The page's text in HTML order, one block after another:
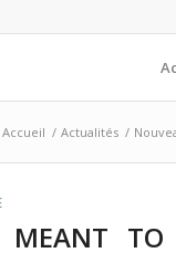
Accueil / Actualités /
MEANT